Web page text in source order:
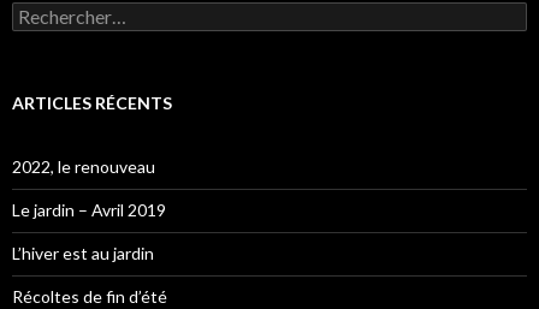
Rechercher :
ARTICLES RÉCENTS
2022, le renouveau
Le jardin – Avril 2019
L’hiver est au jardin
Récoltes de fin d’été